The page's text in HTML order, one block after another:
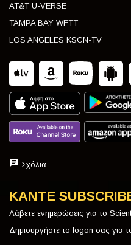
AT&T U-VERSE
TAMPA BAY WFTT
LOS ANGELES KSCN-TV
Σχόλια
ΚΑΝΤΕ
Λάβετε ενημερώσεις για το
Δημιουργήστε το logon σας για